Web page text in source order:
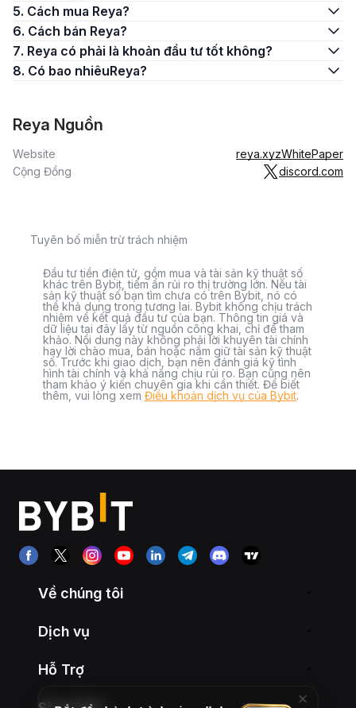
5. Cách mua Reya?
6. Cách bán Reya?
7. Reya có phải là khoản đầu tư tốt không?
8. Có bao nhiêuReya?
Reya Nguồn
Website reya.xyzWhitePaper
Cộng Đồng
discord.com
Tuyên bố miễn trừ trách nhiệm
Đầu tư tiền điện tử, gồm mua và tài sản kỹ thuật số
khác trên Bybit, tiềm ẩn rủi ro thị trường lớn. Nếu tài
sản kỹ thuật số bạn tìm chưa có trên Bybit, nó có
thể khả dụng trong tương lai. Bybit không chịu trách
nhiệm về kết quả đầu tư của bạn. Thông tin giá và
dữ liệu tại đây lấy từ nguồn công khai, chỉ để tham
khảo. Nội dung này không phải lời khuyên tài chính
hay lời chào mua, bán hoặc nắm giữ tài sản kỹ thuật
số. Trước khi giao dịch, bạn nên đánh giá kỹ tình
hình tài chính và khả năng chịu rủi ro. Bạn cũng nên
tham khảo ý kiến chuyên gia khi cần thiết. Để biết
thêm, vui lòng xem Điều khoản dịch vụ của Bybit.
Về chúng tôi
Dịch vụ
Hỗ Trợ